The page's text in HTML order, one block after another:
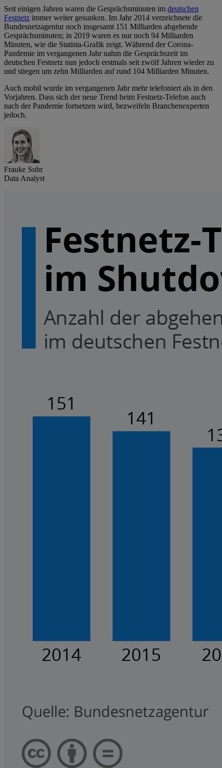
Seit einigen Jahren waren die Gesprächsminuten im deutschen
Festnetz immer weiter gesunken. Im Jahr 2014 verzeichnete die
Bundesnetzagentur noch insgesamt 151 Milliarden abgehende
Gesprächsminuten; in 2019 waren es nur noch 94 Milliarden
Minuten, wie die Statista-Grafik zeigt. Während der Corona-
Pandemie im vergangenen Jahr nahm die Gesprächszeit im
deutschen Festnetz nun jedoch erstmals seit zwölf Jahren wieder zu
und stiegen um zehn Milliarden auf rund 104 Milliarden Minuten.
Auch mobil wurde im vergangenen Jahr mehr telefoniert als in den
Vorjahren. Dass sich der neue Trend beim Festnetz-Telefon auch
nach der Pandemie fortsetzen wird, bezweifeln Branchenexperten
jedoch.
Frauke Suhr
Data Analyst